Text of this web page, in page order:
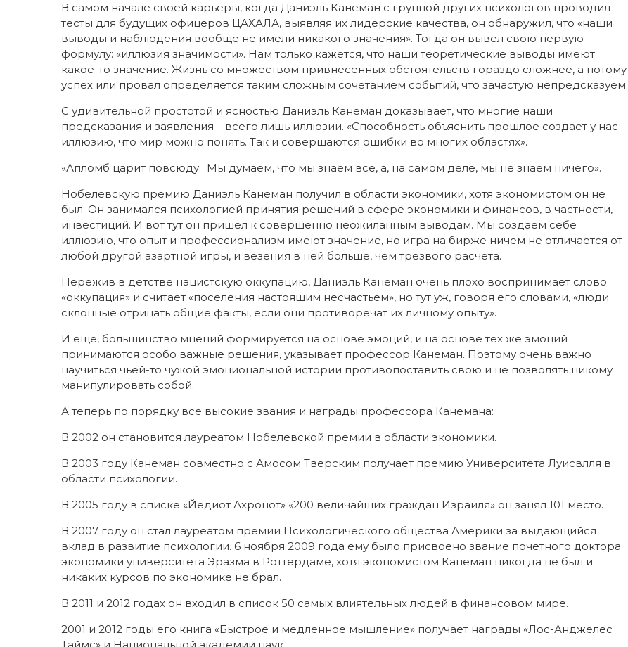
В самом начале своей карьеры, когда Даниэль Канеман с группой других психологов проводил
тесты для будущих офицеров ЦАХАЛА, выявляя их лидерские качества, он обнаружил, что «наши
выводы и наблюдения вообще не имели никакого значения». Тогда он вывел свою первую
формулу: «иллюзия значимости». Нам только кажется, что наши теоретические выводы имеют
какое-то значение. Жизнь со множеством привнесенных обстоятельств гораздо сложнее, а потому
успех или провал определяется таким сложным сочетанием событий, что зачастую непредсказуем.
С удивительной простотой и ясностью Даниэль Канеман доказывает, что многие наши
предсказания и заявления – всего лишь иллюзии. «Способность объяснить прошлое создает у нас
иллюзию, что мир можно понять. Так и совершаются ошибки во многих областях».
«Апломб царит повсюду. Мы думаем, что мы знаем все, а, на самом деле, мы не знаем ничего».
Нобелевскую премию Даниэль Канеман получил в области экономики, хотя экономистом он не
был. Он занимался психологией принятия решений в сфере экономики и финансов, в частности,
инвестиций. И вот тут он пришел к совершенно неожиланным выводам. Мы создаем себе
иллюзию, что опыт и профессионализм имеют значение, но игра на бирже ничем не отличается от
любой другой азартной игры, и везения в ней больше, чем трезвого расчета.
Пережив в детстве нацистскую оккупацию, Даниэль Канеман очень плохо воспринимает слово
«оккупация» и считает «поселения настоящим несчастьем», но тут уж, говоря его словами, «люди
склонные отрицать общие факты, если они противоречат их личному опыту».
И еще, большинство мнений формируется на основе эмоций, и на основе тех же эмоций
принимаются особо важные решения, указывает профессор Канеман. Поэтому очень важно
научиться чьей-то чужой эмоциональной истории противопоставить свою и не позволять никому
манипулировать собой.
А теперь по порядку все высокие звания и награды профессора Канемана:
В 2002 он становится лауреатом Нобелевской премии в области экономики.
В 2003 году Канеман совместно с Амосом Тверским получает премию Университета Луисвлля в
области психологии.
В 2005 году в списке «Йедиот Ахронот» «200 величайших граждан Израиля» он занял 101 место.
В 2007 году он стал лауреатом премии Психологического общества Америки за выдающийся
вклад в развитие психологии. 6 ноября 2009 года ему было присвоено звание почетного доктора
экономики университета Эразма в Роттердаме, хотя экономистом Канеман никогда не был и
никаких курсов по экономике не брал.
В 2011 и 2012 годах он входил в список 50 самых влиятельных людей в финансовом мире.
2001 и 2012 годы его книга «Быстрое и медленное мышление» получает награды «Лос-Анджелес